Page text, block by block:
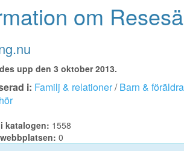
om
upp den 3 oktober 2013.
i: Familj & relationer/Barn &
katalogen: 1558
0